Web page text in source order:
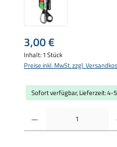
Regulärer Preis:
3,00 €
Inhalt:1 Stück
Preise inkl. MwSt. zzgl.
Sofort verfügbar, Lieferzeit: 4-
Produkt Anzahl: Gib den